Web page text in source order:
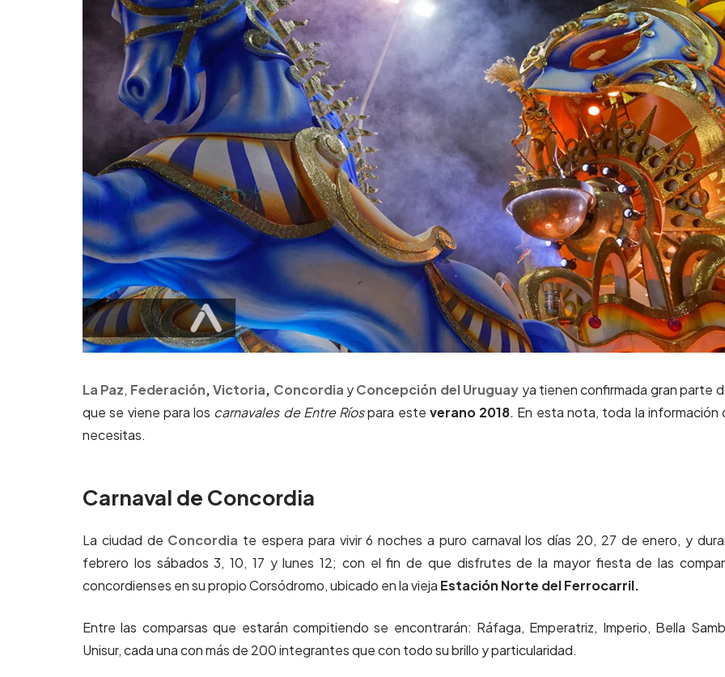
La Paz, Federación,Victoria, Concordia yConcepción del Uruguay ya tienen confirmada gran parte
que se viene para los carnavales de Entre Ríospara este verano 2018. En esta nota, toda la información
necesitas.
Carnaval de Concordia
La ciudad de Concordia te espera para vivir 6 noches a puro carnaval los días 20, 27 de enero, y
febrero los sábados 3, 10, 17 y lunes 12; con el fin de que disfrutes de la mayor fiesta de las
concordienses en su propio Corsódromo, ubicado en la vieja Estación Norte del Ferrocarril.
Entre las comparsas que estarán compitiendo se encontrarán: Ráfaga, Emperatriz, Imperio, Bella
Unisur, cada una con más de 200 integrantes que con todo su brillo y particularidad.